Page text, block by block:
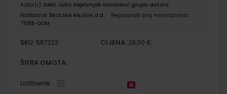
Autor(i): Delić Jukić Koprivnjak Kovačević grupa autora
Nakladnik: ŠKOLSKA KNJIGA d.d.
Registarski broj ministarstva:
7089-DOM
SKU: 567323 CIJENA: 28,00 €
ŠIFRA OMOTA:
Udžbenik